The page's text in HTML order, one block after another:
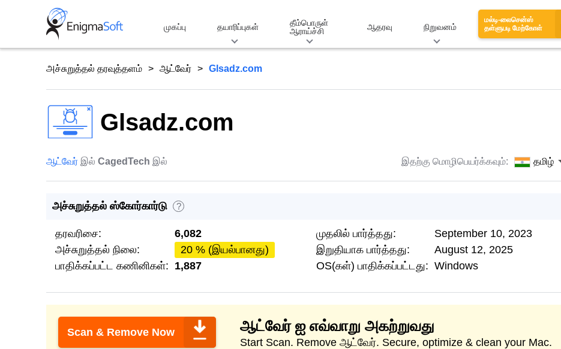
முகப்பு தயாரிப்புகள்
தீம்பொருள்
ஆராய்ச்சி
ஆதரவு நிறுவனம்
மல்டி-லைசென்ஸ்
தள்ளுபடி மேற்கோள்
அச்சுறுத்தல் தரவுத்தளம் ஆட்வேர் Glsadz.com
Glsadz.com
ஆட்வேர் இல் CagedTech இல் இதற்கு மொழிபெயர்க்கவும்: தமிழ்
அச்சுறுத்தல் ஸ்கோர்கார்டு ?
தரவரிசை:
6,082
அச்சுறுத்தல் நிலை:
20 % (இயல்பானது)
பாதிக்கப்பட்ட கணினிகள்: 1,887
முதலில் பார்த்தது:
September 10, 2023
இறுதியாக பார்த்தது:
August 12, 2025
OS(கள்) பாதிக்கப்பட்டது: Windows
Scan & Remove Now ஆட்வேர் ஐ எவ்வாறு அகற்றுவது
Start Scan. Remove ஆட்வேர். Secure, optimize & clean your Mac.